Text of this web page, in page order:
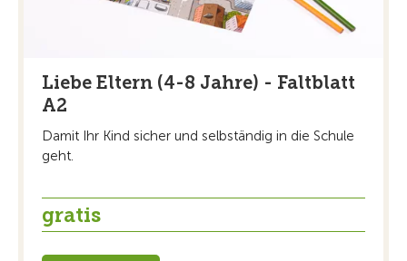
Liebe Eltern (4-8 Jahre) - Faltblatt
A2
Damit Ihr Kind sicher und selbständig in die Schule
geht.
gratis